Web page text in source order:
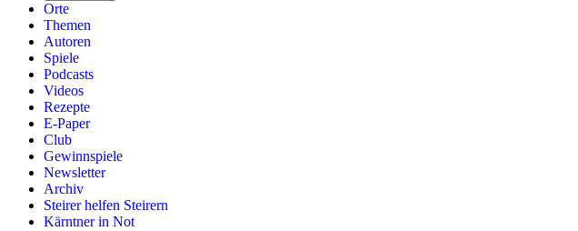
Orte
Themen
Autoren
Spiele
Podcasts
Videos
Rezepte
E-Paper
Club
Gewinnspiele
Newsletter
Archiv
Steirer helfen Steirern
Kärntner in Not